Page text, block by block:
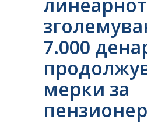
7.000
мерки за